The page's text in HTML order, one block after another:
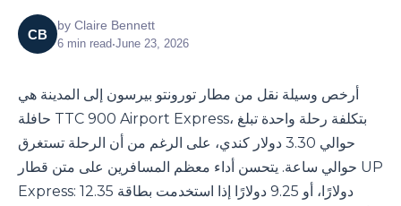
CB
by Claire Bennett
6 min read•June 23, 2026
أرخص وسيلة نقل من مطار تورونتو بيرسون إلى المدينة هي
حافلة TTC 900 Airport Express، بتكلفة رحلة واحدة تبلغ
حوالي 3.30 دولار كندي، على الرغم من أن الرحلة تستغرق
حوالي ساعة. يتحسن أداء معظم المسافرين على متن قطار UP
Express: 12.35 دولارًا، أو 9.25 دولارًا إذا استخدمت بطاقة